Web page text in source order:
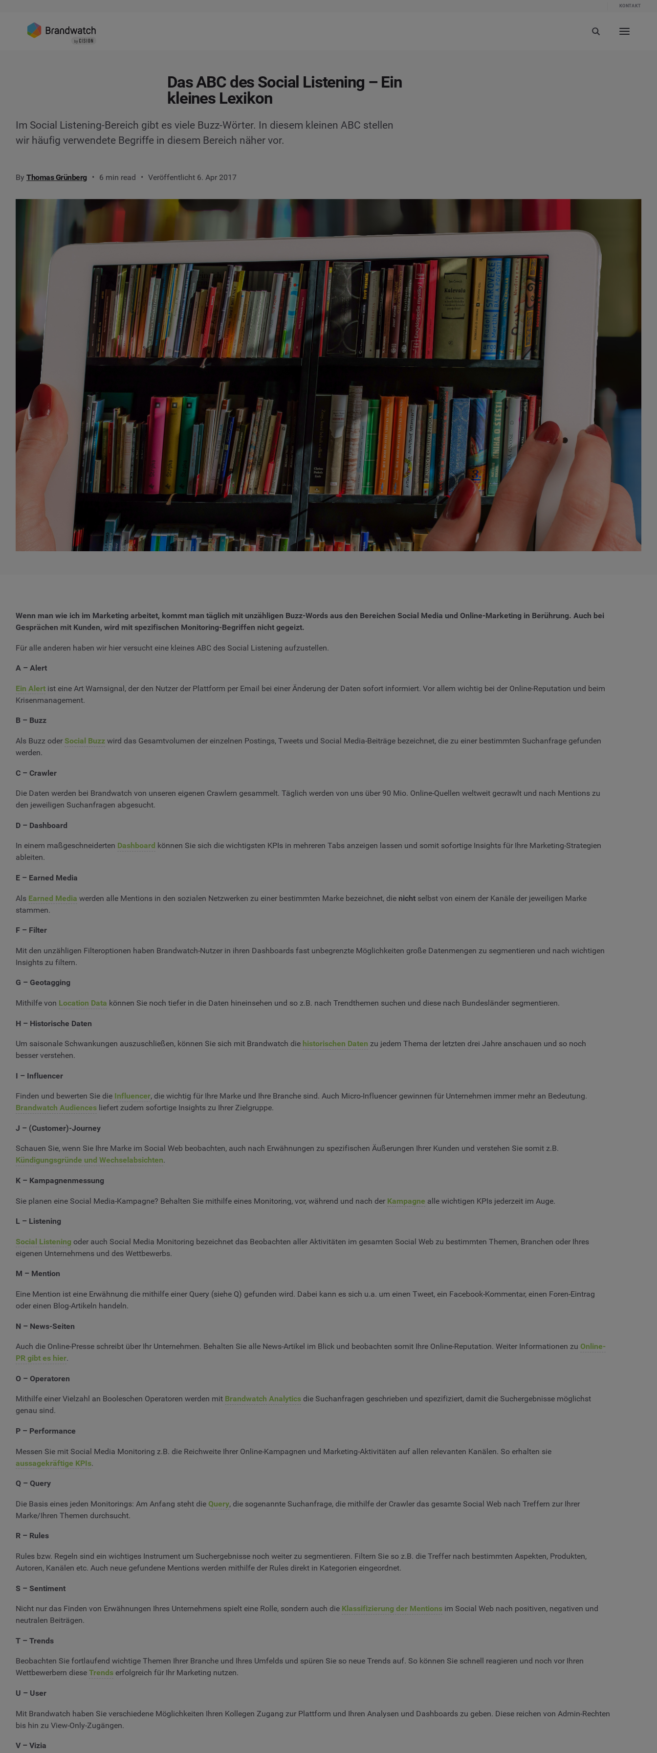
KONTAKT
Das ABC des Social Listening – Ein
kleines Lexikon
Im Social Listening-Bereich gibt es viele Buzz-Wörter. In diesem kleinen ABC stellen
wir häufig verwendete Begriffe in diesem Bereich näher vor.
By Thomas Grünberg 6 min read Veröffentlicht 6. Apr 2017
Wenn man wie ich im Marketing arbeitet, kommt man täglich mit unzähligen Buzz-Words aus den Bereichen Social Media und Online-Marketing in Berührung. Auch bei
Gesprächen mit Kunden, wird mit spezifischen Monitoring-Begriffen nicht gegeizt.
Für alle anderen haben wir hier versucht eine kleines ABC des Social Listening aufzustellen.
A – Alert
Ein Alert ist eine Art Warnsignal, der den Nutzer der Plattform per Email bei einer Änderung der Daten sofort informiert. Vor allem wichtig bei der Online-Reputation und beim
Krisenmanagement.
B – Buzz
Als Buzz oder Social Buzz wird das Gesamtvolumen der einzelnen Postings, Tweets und Social Media-Beiträge bezeichnet, die zu einer bestimmten Suchanfrage gefunden
werden.
C – Crawler
Die Daten werden bei Brandwatch von unseren eigenen Crawlern gesammelt. Täglich werden von uns über 90 Mio. Online-Quellen weltweit gecrawlt und nach Mentions zu
den jeweiligen Suchanfragen abgesucht.
D – Dashboard
In einem maßgeschneiderten Dashboard können Sie sich die wichtigsten KPIs in mehreren Tabs anzeigen lassen und somit sofortige Insights für Ihre Marketing-Strategien
ableiten.
E – Earned Media
Als Earned Media werden alle Mentions in den sozialen Netzwerken zu einer bestimmten Marke bezeichnet, die nicht selbst von einem der Kanäle der jeweiligen Marke
stammen.
F – Filter
Mit den unzähligen Filteroptionen haben Brandwatch-Nutzer in ihren Dashboards fast unbegrenzte Möglichkeiten große Datenmengen zu segmentieren und nach wichtigen
Insights zu filtern.
G – Geotagging
Mithilfe von Location Data können Sie noch tiefer in die Daten hineinsehen und so z.B. nach Trendthemen suchen und diese nach Bundesländer segmentieren.
H – Historische Daten
Um saisonale Schwankungen auszuschließen, können Sie sich mit Brandwatch die historischen Daten zu jedem Thema der letzten drei Jahre anschauen und so noch
besser verstehen.
I – Influencer
Finden und bewerten Sie die Influencer, die wichtig für Ihre Marke und Ihre Branche sind. Auch Micro-Influencer gewinnen für Unternehmen immer mehr an Bedeutung.
Brandwatch Audiences liefert zudem sofortige Insights zu Ihrer Zielgruppe.
J – (Customer)-Journey
Schauen Sie, wenn Sie Ihre Marke im Social Web beobachten, auch nach Erwähnungen zu spezifischen Äußerungen Ihrer Kunden und verstehen Sie somit z.B.
Kündigungsgründe und Wechselabsichten.
K – Kampagnenmessung
Sie planen eine Social Media-Kampagne? Behalten Sie mithilfe eines Monitoring, vor, während und nach der Kampagne alle wichtigen KPIs jederzeit im Auge.
L – Listening
Social Listening oder auch Social Media Monitoring bezeichnet das Beobachten aller Aktivitäten im gesamten Social Web zu bestimmten Themen, Branchen oder Ihres
eigenen Unternehmens und des Wettbewerbs.
M – Mention
Eine Mention ist eine Erwähnung die mithilfe einer Query (siehe Q) gefunden wird. Dabei kann es sich u.a. um einen Tweet, ein Facebook-Kommentar, einen Foren-Eintrag
oder einen Blog-Artikeln handeln.
N – News-Seiten
Auch die Online-Presse schreibt über Ihr Unternehmen. Behalten Sie alle News-Artikel im Blick und beobachten somit Ihre Online-Reputation. Weiter Informationen zu Online-
PR gibt es hier.
O – Operatoren
Mithilfe einer Vielzahl an Booleschen Operatoren werden mit Brandwatch Analytics die Suchanfragen geschrieben und spezifiziert, damit die Suchergebnisse möglichst
genau sind.
P – Performance
Messen Sie mit Social Media Monitoring z.B. die Reichweite Ihrer Online-Kampagnen und Marketing-Aktivitäten auf allen relevanten Kanälen. So erhalten sie
aussagekräftige KPIs.
Q – Query
Die Basis eines jeden Monitorings: Am Anfang steht die Query, die sogenannte Suchanfrage, die mithilfe der Crawler das gesamte Social Web nach Treffern zur Ihrer
Marke/Ihren Themen durchsucht.
R – Rules
Rules bzw. Regeln sind ein wichtiges Instrument um Suchergebnisse noch weiter zu segmentieren. Filtern Sie so z.B. die Treffer nach bestimmten Aspekten, Produkten,
Autoren, Kanälen etc. Auch neue gefundene Mentions werden mithilfe der Rules direkt in Kategorien eingeordnet.
S – Sentiment
Nicht nur das Finden von Erwähnungen Ihres Unternehmens spielt eine Rolle, sondern auch die Klassifizierung der Mentions im Social Web nach positiven, negativen und
neutralen Beiträgen.
T – Trends
Beobachten Sie fortlaufend wichtige Themen Ihrer Branche und Ihres Umfelds und spüren Sie so neue Trends auf. So können Sie schnell reagieren und noch vor Ihren
Wettbewerbern diese Trends erfolgreich für Ihr Marketing nutzen.
U – User
Mit Brandwatch haben Sie verschiedene Möglichkeiten Ihren Kollegen Zugang zur Plattform und Ihren Analysen und Dashboards zu geben. Diese reichen von Admin-Rechten
bis hin zu View-Only-Zugängen.
V – Vizia